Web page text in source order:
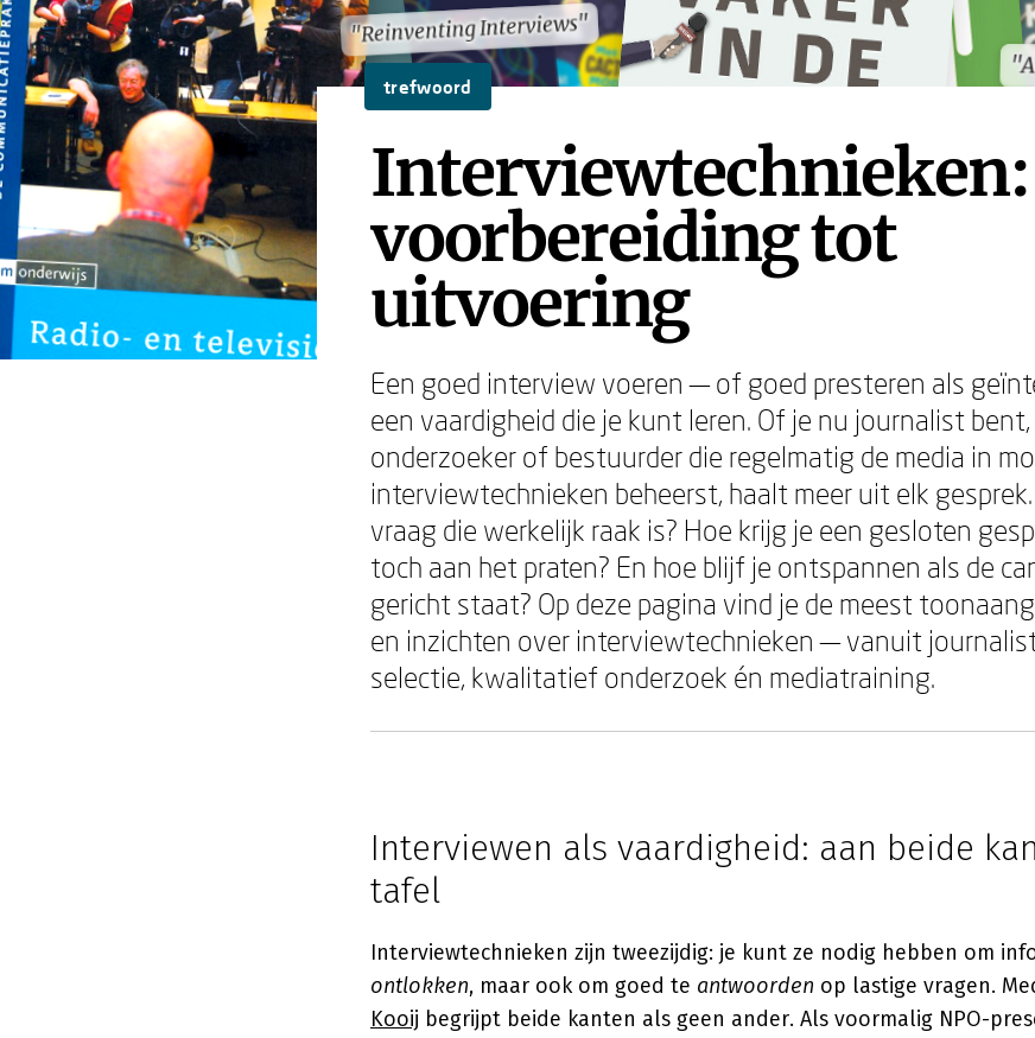
"Reinventing Interviews"
"Reinventing Interviews"
trefwoord
voorbereiding tot
uitvoering
Een goed interview voeren — of goed presteren als
een vaardigheid die je kunt leren. Of je nu journalist
onderzoeker of bestuurder die regelmatig de media in
interviewtechnieken beheerst, haalt meer uit elk
vraag die werkelijk raak is? Hoe krijg je een gesloten
toch aan het praten? En hoe blijf je ontspannen als de
gericht staat? Op deze pagina vind je de meest
en inzichten over interviewtechnieken — vanuit
selectie, kwalitatief onderzoek én mediatraining.
Interviewen als vaardigheid: aan beide
tafel
Interviewtechnieken zijn tweezijdig: je kunt ze nodig hebben om
ontlokken, maar ook om goed te antwoorden op lastige vragen.
Kooij begrijpt beide kanten als geen ander. Als voormalig NPO-